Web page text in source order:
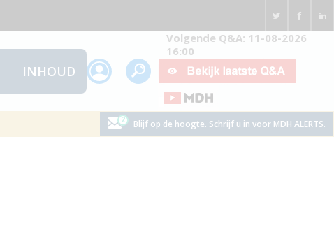
INHOUD
Volgende Q&A: 11-08-2026
16:00
Blijf op de hoogte. Schrijf u in voor MDH ALERTS.